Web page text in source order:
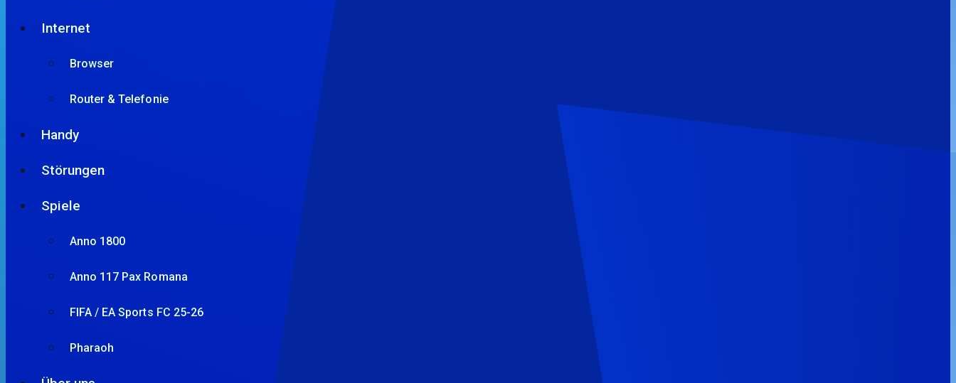
Internet
Browser
Router & Telefonie
Handy
Störungen
Spiele
Anno 1800
Anno 117 Pax Romana
FIFA / EA Sports FC 25-26
Pharaoh